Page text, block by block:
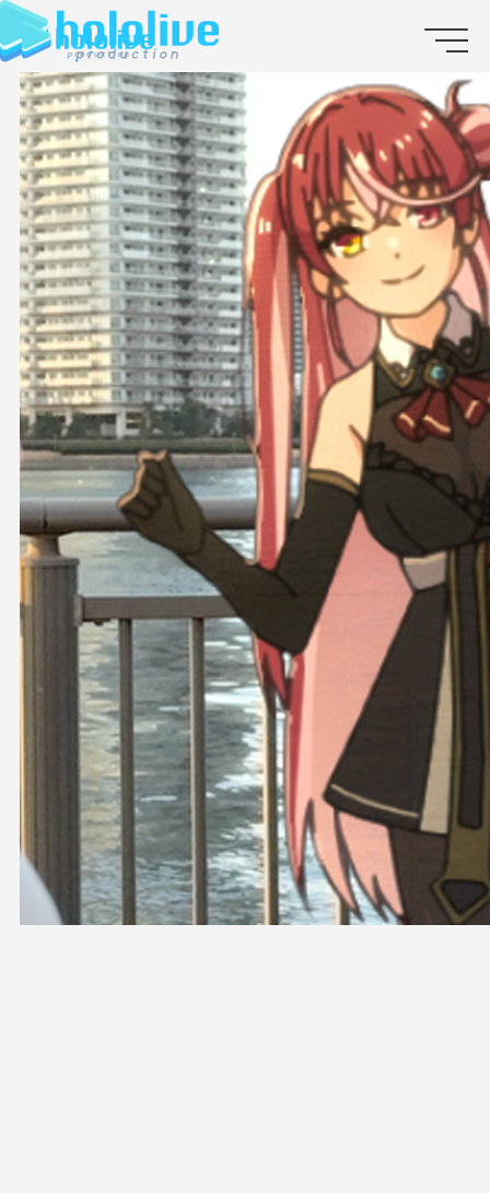
EN
JP
ABOUT
TALENT
NEWS
AUDITION
COLLABORATION
SUPPORT ADVERTISING
OFFICIAL SHOP
HOLODULE
会社概要
プライバシーポリシー
未成年の方々へのお願い
二次創作ガイドライン
よくある質問
サポーターガイドライン